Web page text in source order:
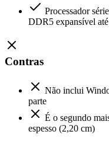
Processador
DDR5 expansível
Contras
Não inclui
parte
É o segundo
espesso (2,20 cm)